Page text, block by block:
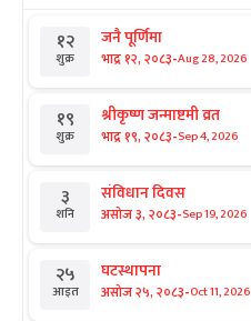
१२
शुक्र
जनै पूर्णिमा
भाद्र १२, २०८३-Aug 28, 2026
१९
शुक्र
श्रीकृष्ण जन्माष्टमी व्रत
भाद्र १९, २०८३-Sep 4, 2026
३
शनि
संविधान दिवस
असोज ३, २०८३-Sep 19, 2026
२५
आइत
घटस्थापना
असोज २५, २०८३-Oct 11, 2026